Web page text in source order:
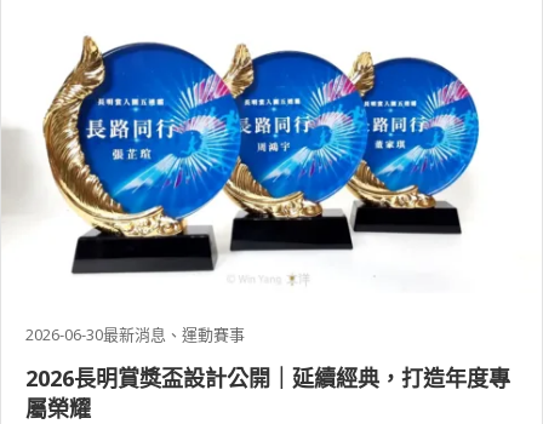
2026-06-30最新消息、運動賽事
2026長明賞獎盃設計公開｜延續經典，打造年度專
屬榮耀